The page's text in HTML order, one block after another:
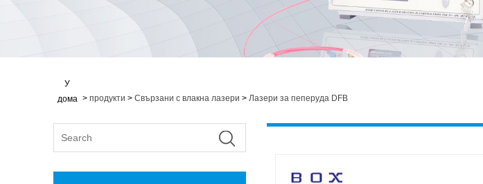
У
дома > продукти > Свързани с влакна лазери > Лазери за пеперуда DFB